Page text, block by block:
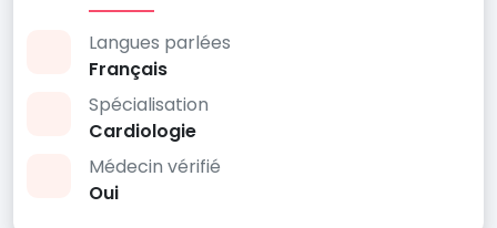
Langues parlées
Français
Spécialisation
Cardiologie
Médecin vérifié
Oui